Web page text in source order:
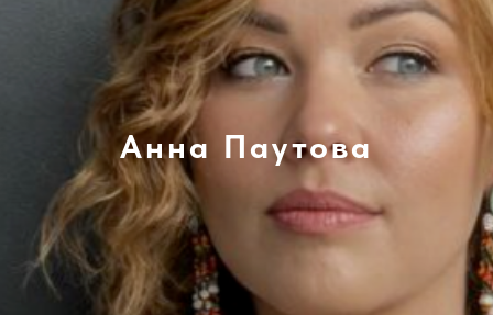
Анна Паутова